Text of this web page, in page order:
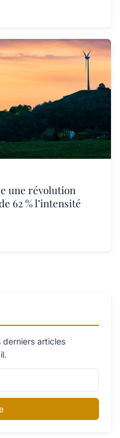
une révolution
62 % l’intensité
articles